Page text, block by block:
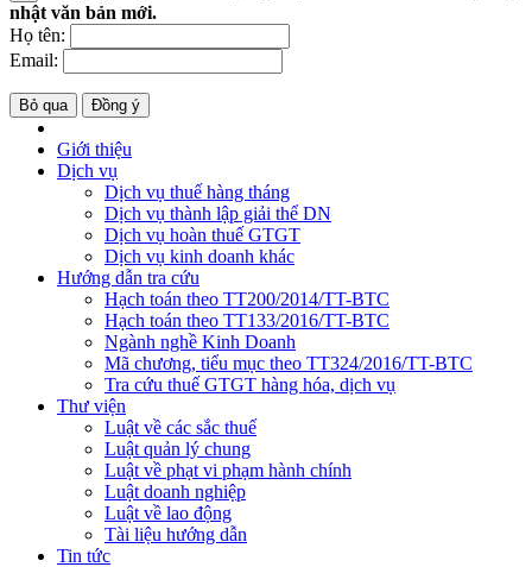
nhật văn bản mới.
Họ tên:
Email:
Bỏ qua Đồng ý
Giới thiệu
Dịch vụ
Dịch vụ thuế hàng tháng
Dịch vụ thành lập giải thể DN
Dịch vụ hoàn thuế GTGT
Dịch vụ kinh doanh khác
Hướng dẫn tra cứu
Hạch toán theo TT200/2014/TT-BTC
Hạch toán theo TT133/2016/TT-BTC
Ngành nghề Kinh Doanh
Mã chương, tiểu mục theo TT324/2016/TT-BTC
Tra cứu thuế GTGT hàng hóa, dịch vụ
Thư viện
Luật về các sắc thuế
Luật quản lý chung
Luật về phạt vi phạm hành chính
Luật doanh nghiệp
Luật về lao động
Tài liệu hướng dẫn
Tin tức